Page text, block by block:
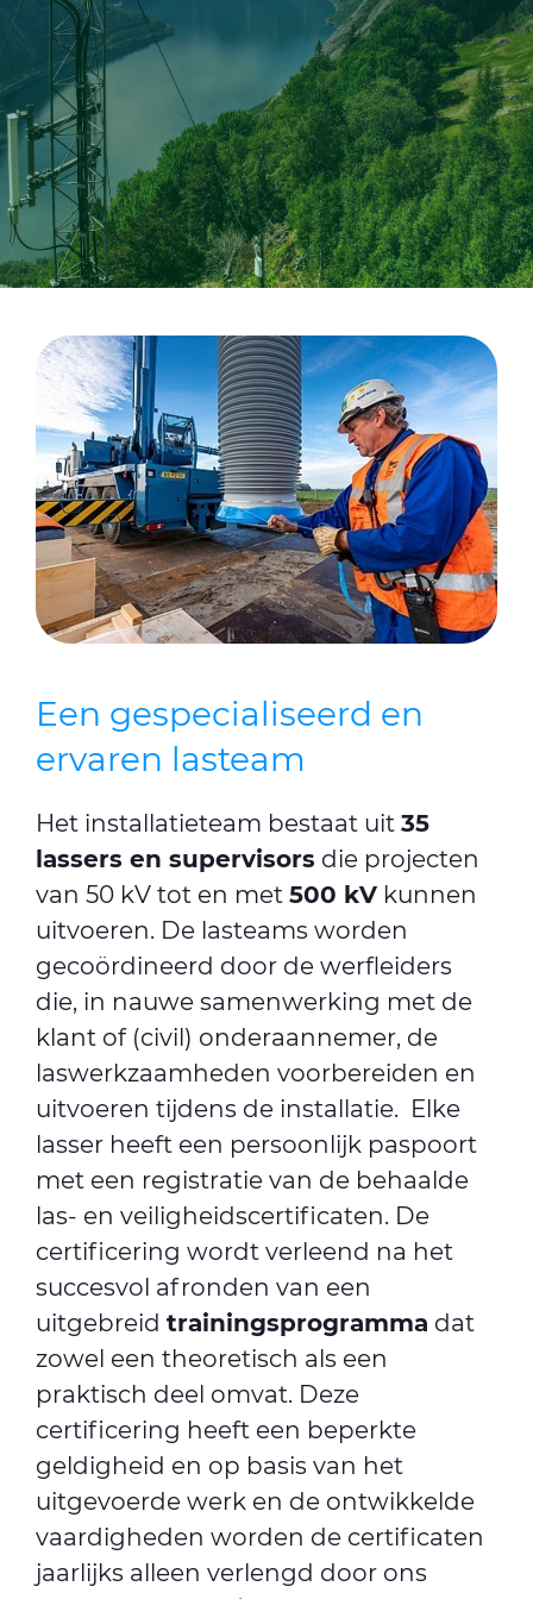
CableApp
Haspel retouren
DOWNLOADS
CONTACT
MEDIA
Een gespecialiseerd en
ervaren lasteam
Het installatieteam bestaat uit 35
lassers en supervisors die projecten
van 50 kV tot en met 500 kV kunnen
uitvoeren. De lasteams worden
gecoördineerd door de werfleiders
die, in nauwe samenwerking met de
klant of (civil) onderaannemer, de
laswerkzaamheden voorbereiden en
uitvoeren tijdens de installatie. Elke
lasser heeft een persoonlijk paspoort
met een registratie van de behaalde
las- en veiligheidscertificaten. De
certificering wordt verleend na het
succesvol afronden van een
uitgebreid trainingsprogramma dat
zowel een theoretisch als een
praktisch deel omvat. Deze
certificering heeft een beperkte
geldigheid en op basis van het
uitgevoerde werk en de ontwikkelde
vaardigheden worden de certificaten
jaarlijks alleen verlengd door ons